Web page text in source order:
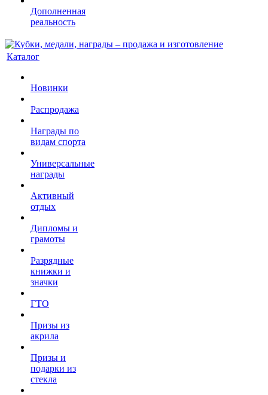
Дополненная
реальность
Каталог
Новинки
Распродажа
Награды по
видам спорта
Универсальные
награды
Активный
отдых
Дипломы и
грамоты
Разрядные
книжки и
значки
ГТО
Призы из
акрила
Призы и
подарки из
стекла